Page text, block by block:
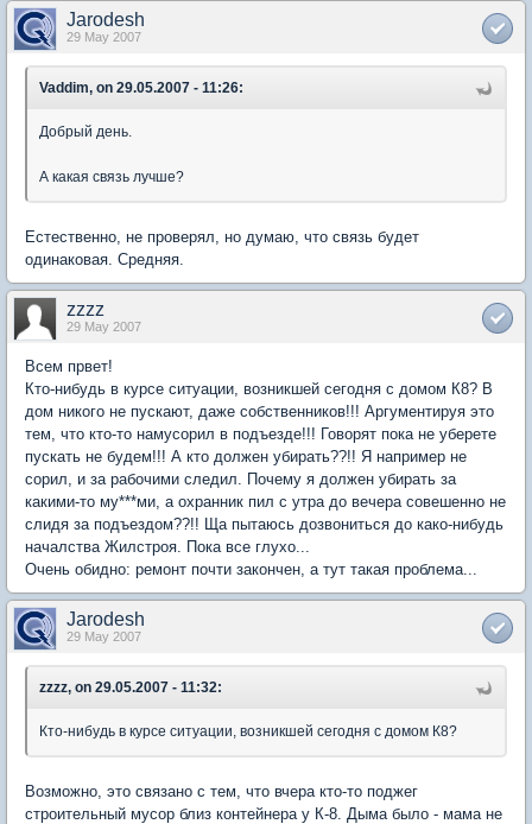
Jarodesh
29 May 2007
Vaddim, on 29.05.2007 - 11:26:
Добрый день.
А какая связь лучше?
Естественно, не проверял, но думаю, что связь будет
одинаковая. Средняя.
zzzz
29 May 2007
Всем првет!
Кто-нибудь в курсе ситуации, возникшей сегодня с домом К8? В
дом никого не пускают, даже собственников!!! Аргументируя это
тем, что кто-то намусорил в подъезде!!! Говорят пока не уберете
пускать не будем!!! А кто должен убирать??!! Я например не
сорил, и за рабочими следил. Почему я должен убирать за
какими-то му***ми, а охранник пил с утра до вечера совешенно не
слидя за подъездом??!! Ща пытаюсь дозвониться до како-нибудь
началства Жилстроя. Пока все глухо...
Очень обидно: ремонт почти закончен, а тут такая проблема...
Jarodesh
29 May 2007
zzzz, on 29.05.2007 - 11:32:
Кто-нибудь в курсе ситуации, возникшей сегодня с домом К8?
Возможно, это связано с тем, что вчера кто-то поджег
строительный мусор близ контейнера у К-8. Дыма было - мама не